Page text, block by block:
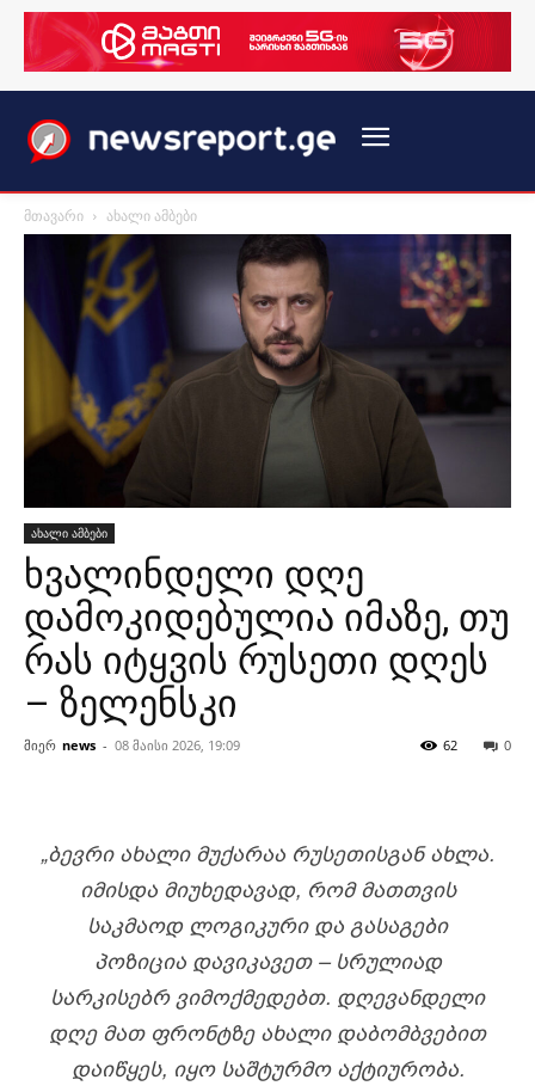
მთავარი ახალი ამბები
ახალი ამბები
ხვალინდელი დღე
დამოკიდებულია იმაზე, თუ
რას იტყვის რუსეთი დღეს
– ზელენსკი
მიერ news - 08 მაისი 2026, 19:09 0
62
„ᲑᲔᲕᲠᲘ ᲐᲮᲐᲚᲘ ᲛᲣᲥᲐᲠᲐᲐ ᲠᲣᲡᲔᲗᲘᲡᲒᲐᲜ ᲐᲮᲚᲐ.
ᲘᲛᲘᲡᲓᲐ ᲛᲘᲣᲮᲔᲓᲐᲕᲐᲓ, ᲠᲝᲛ ᲛᲐᲗᲗᲕᲘᲡ
ᲡᲐᲙᲛᲐᲝᲓ ᲚᲝᲒᲘᲙᲣᲠᲘ ᲓᲐ ᲒᲐᲡᲐᲒᲔᲑᲘ
ᲞᲝᲖᲘᲪᲘᲐ ᲓᲐᲕᲘᲙᲐᲕᲔᲗ – ᲡᲠᲣᲚᲘᲐᲓ
ᲡᲐᲠᲙᲘᲡᲔᲑᲠ ᲕᲘᲛᲝᲥᲛᲔᲓᲔᲑᲗ. ᲓᲦᲔᲕᲐᲜᲓᲔᲚᲘ
ᲓᲦᲔ ᲛᲐᲗ ᲤᲠᲝᲜᲢᲖᲔ ᲐᲮᲐᲚᲘ ᲓᲐᲑᲝᲛᲑᲕᲔᲑᲘᲗ
ᲓᲐᲘᲬᲧᲔᲡ, ᲘᲧᲝ ᲡᲐᲨᲢᲣᲠᲛᲝ ᲐᲥᲢᲘᲣᲠᲝᲑᲐ.